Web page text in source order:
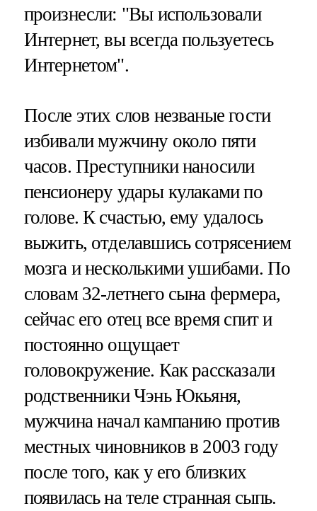
произнесли: "Вы использовали
Интернет, вы всегда пользуетесь
Интернетом".
После этих слов незваные гости
избивали мужчину около пяти
часов. Преступники наносили
пенсионеру удары кулаками по
голове. К счастью, ему удалось
выжить, отделавшись сотрясением
мозга и несколькими ушибами. По
словам 32-летнего сына фермера,
сейчас его отец все время спит и
постоянно ощущает
головокружение. Как рассказали
родственники Чэнь Юкьяня,
мужчина начал кампанию против
местных чиновников в 2003 году
после того, как у его близких
появилась на теле странная сыпь.